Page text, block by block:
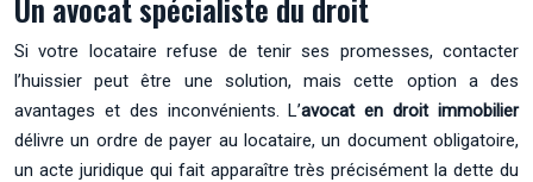
Si votre locataire refuse de tenir ses promesses, contacter
l’huissier peut être une solution, mais cette option a des
avantages et des inconvénients. L’avocat en droit immobilier
délivre un ordre de payer au locataire, un document obligatoire,
un acte juridique qui fait apparaître très précisément la dette du